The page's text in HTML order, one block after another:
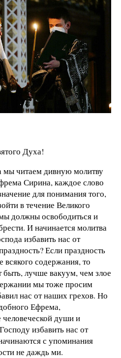
Духа!
мы читаем дивную молитву
Сирина, каждое слово
для понимания того,
в течение Великого
должны освободиться и
И начинается молитва
избавить нас от
Если праздность
всякого содержания, то
быть, лучше вакуум, чем злое
мы тоже просим
нас от наших грехов. Но
Ефрема,
души и
избавить нас от
с упоминания
не даждь ми.